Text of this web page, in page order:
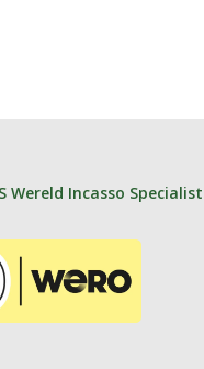
Wereld Incasso Specialist